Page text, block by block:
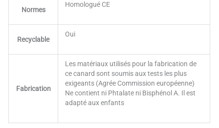
Normes
Homologué CE
Recyclable
Oui
Fabrication
Les matériaux utilisés pour la fabrication de
ce canard sont soumis aux tests les plus
exigeants (Agrée Commission européenne)
Ne contient ni Phtalate ni Bisphénol A. Il est
adapté aux enfants